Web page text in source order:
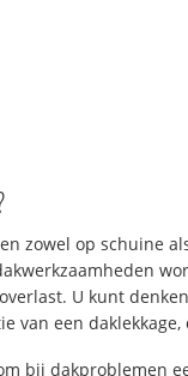
zowel op schuine
U kunt
van een daklekkage,
bij dakproblemen